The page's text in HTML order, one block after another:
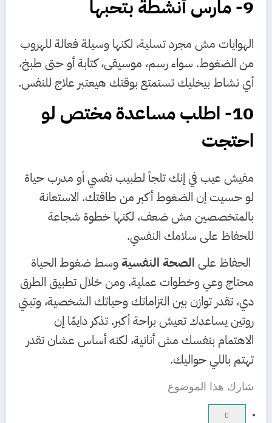
9- مارس أنشطة بتحبها
الهوايات مش مجرد تسلية، لكنها وسيلة فعالة للهروب
من الضغوط. سواء رسم، موسيقى، كتابة أو حتى طبخ،
أي نشاط بيخليك تستمتع بوقتك هيعتبر علاج للنفس.
10- اطلب مساعدة مختص لو
احتجت
مفيش عيب في إنك تلجأ لطبيب نفسي أو مدرب حياة
لو حسيت إن الضغوط أكبر من طاقتك. الاستعانة
بالمتخصصين مش ضعف، لكنها خطوة شجاعة
للحفاظ على سلامك النفسي.
الحفاظ على الصحة النفسيةوسط ضغوط الحياة
محتاج وعي وخطوات عملية. ومن خلال تطبيق الطرق
دي، تقدر توازن بين التزاماتك وحياتك الشخصية، وتبني
روتين يساعدك تعيش براحة أكبر. تذكر دايمًا إن
الاهتمام بنفسك مش أنانية، لكنه أساس عشان تقدر
تهتم باللي حواليك.
شارك هذا الموضوع